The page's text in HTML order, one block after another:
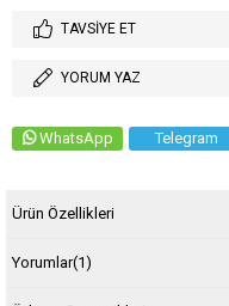
TAVSIYE ET
YORUM YAZ
WhatsApp Telegram
Ürün Özellikleri
Yorumlar(1)